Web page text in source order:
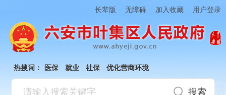
长辈版 无障碍 加入收藏 用户登录
热搜词： 医保 就业 社保 优化营商环境